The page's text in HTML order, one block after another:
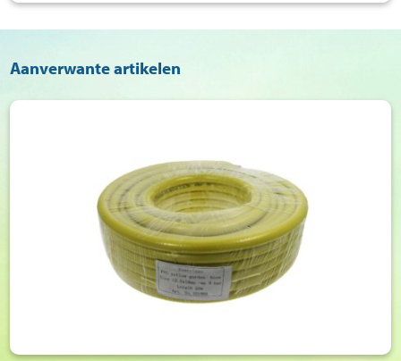
Aanverwante artikelen